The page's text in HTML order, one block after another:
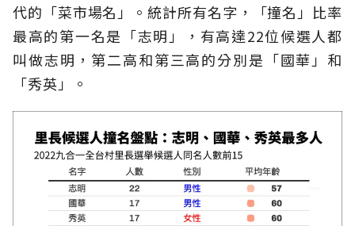
代的「菜市場名」。統計所有名字，「撞名」比率
最高的第一名是「志明」，有高達22位候選人都
叫做志明，第二高和第三高的分別是「國華」和
「秀英」。